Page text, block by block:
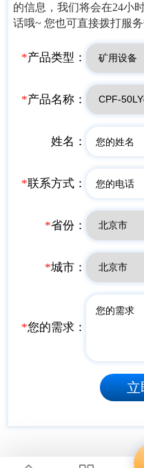
的信息，我们将会在24小
话哦~ 您也可直接拨打服
*产品类型：
*产品名称：
姓名：
*联系方式：
*省份：
*城市：
*您的需求：
立